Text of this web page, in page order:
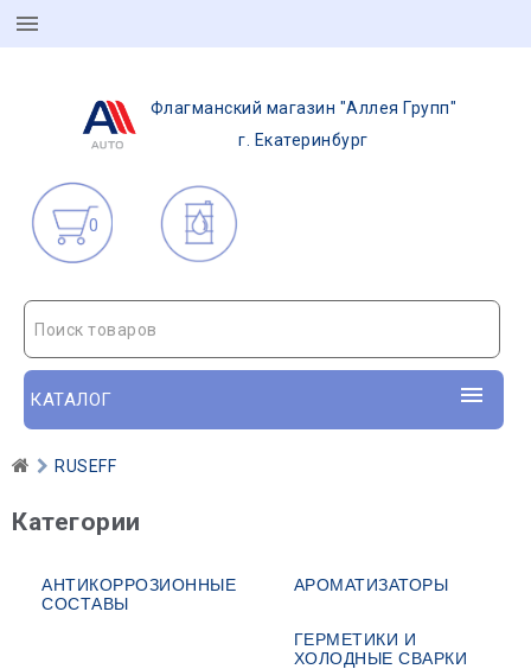
Флагманский магазин "Аллея Групп"
г. Екатеринбург
0
Поиск товаров
КАТАЛОГ
RUSEFF
Категории
АНТИКОРРОЗИОННЫЕ
СОСТАВЫ
АРОМАТИЗАТОРЫ
ГЕРМЕТИКИ И
ХОЛОДНЫЕ СВАРКИ